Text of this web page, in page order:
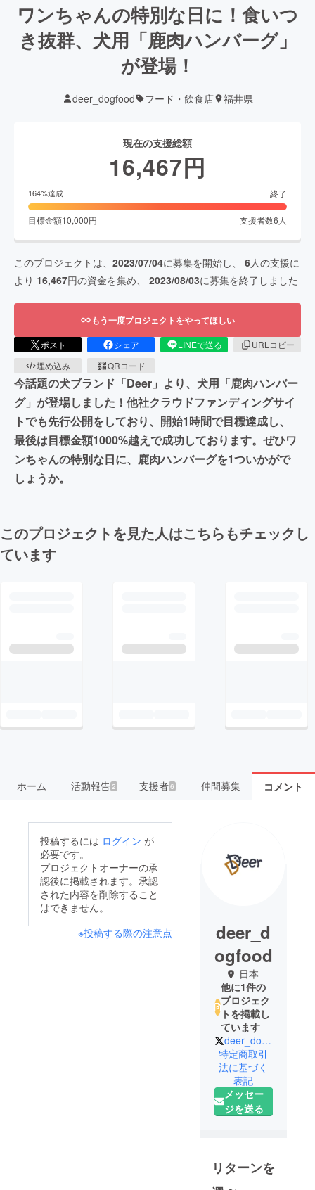
ワンちゃんの特別な日に！食いつ
き抜群、犬用「鹿肉ハンバーグ」
が登場！
deer_dogfood フード・飲食店 福井県
現在の支援総額
16,467円
164%達成 終了
目標金額10,000円 支援者数6 人
このプロジェクトは、 2023/07/04に募集を開始し、 6人の支援に
より 16,467円の資金を集め、 2023/08/03に募集を終了しました
もう一度プロジェクトをやってほしい
ポスト シェア LINEで送る
URLコピー
埋め込み
QRコード
今話題の犬ブランド「Deer」より、犬用「鹿肉ハンバー
グ」が登場しました！他社クラウドファンディングサイ
トでも先行公開をしており、開始1時間で目標達成し、
最後は目標金額1000%越えで成功しております。ぜひワ
ンちゃんの特別な日に、鹿肉ハンバーグを1ついかがで
しょうか。
このプロジェクトを見た人はこちらもチェックし
ています
ホーム 活動報告2 支援者6 仲間募集 コメント
投稿するには ログイン が
必要です。
プロジェクトオーナーの承
認後に掲載されます。承認
された内容を削除すること
はできません。
※投稿する際の注意点
deer_d
ogfood
日本
他に1件の
プロジェク
トを掲載し
ています
deer_dogfood
特定商取引
法に基づく
表記
メッセー
ジを送る
リターンを